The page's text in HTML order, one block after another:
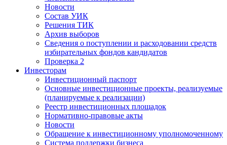
Новости
Состав УИК
Решения ТИК
Архив выборов
Сведения о поступлении и расходовании средств
избирательных фондов кандидатов
Проверка 2
Инвесторам
Инвестиционный паспорт
Основные инвестиционные проекты, реализуемые
(планируемые к реализации)
Реестр инвестиционных площадок
Нормативно-правовые акты
Новости
Обращение к инвестиционному уполномоченному
Система поддержки бизнеса